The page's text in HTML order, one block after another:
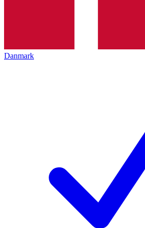
Danmark